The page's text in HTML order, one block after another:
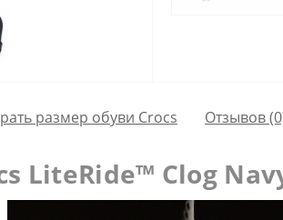
размер обуви Crocs Отзывов
LiteRide™ Clog